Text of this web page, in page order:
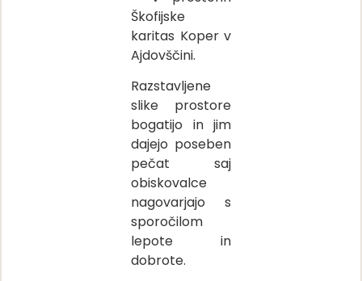
Škofijske
karitas Koper v
Ajdovščini.
Razstavljene
slike prostore
bogatijo in jim
dajejo poseben
pečat saj
obiskovalce
nagovarjajo s
sporočilom
lepote in
dobrote.